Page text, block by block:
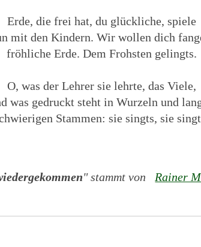
Erde, die frei hat, du glückliche, spiele
mit den Kindern. Wir wollen dich
fröhliche Erde. Dem Frohsten gelingts.
O, was der Lehrer sie lehrte, das Viele,
was gedruckt steht in Wurzeln und
Stammen: sie singts, sie
" stammt von Rainer